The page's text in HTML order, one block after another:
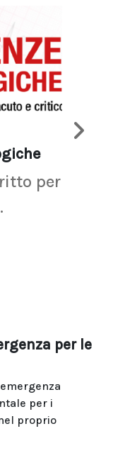
per
per le
per i
proprio